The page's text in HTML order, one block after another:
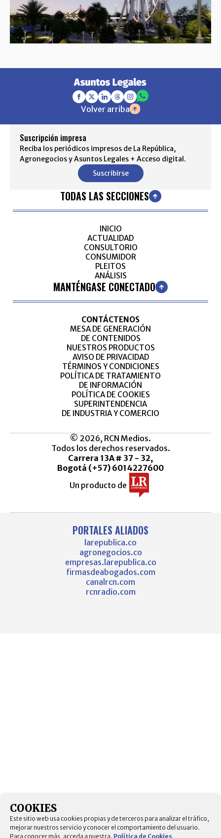
Volver arriba
Suscripción impresa
Reciba los periódicos impresos de La República,
Agronegocios y Asuntos Legales + Acceso digital.
Suscribirse
TODAS LAS SECCIONES
INICIO
ACTUALIDAD
CONSULTORIO
CONSUMIDOR
PLEITOS
ANÁLISIS
MANTÉNGASE CONECTADO
CONTÁCTENOS
MESA DE GENERACIÓN
DE CONTENIDOS
NUESTROS PRODUCTOS
AVISO DE PRIVACIDAD
TÉRMINOS Y CONDICIONES
POLÍTICA DE TRATAMIENTO
DE INFORMACIÓN
POLÍTICA DE COOKIES
SUPERINTENDENCIA
DE INDUSTRIA Y COMERCIO
© 2026, RCN Medios.
Todos los derechos reservados.
Carrera 13A # 37 - 32,
Bogotá (+57) 6014227600
Un producto de
PORTALES ALIADOS
larepublica.co
agronegocios.co
empresas.larepublica.co
firmasdeabogados.com
canalrcn.com
rcnradio.com
COOKIES
Este sitio web usa cookies propias y de terceros para analizar el tráfico,
mejorar nuestros servicio y conocer el comportamiento del usuario.
Para conocer más, acceda a nuestra. Política de Cookies.